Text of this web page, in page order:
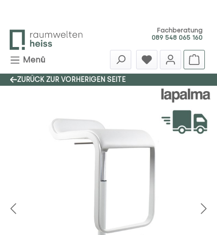
Fachberatung
089 548 065 160
Menü
ZURÜCK ZUR VORHERIGEN SEITE